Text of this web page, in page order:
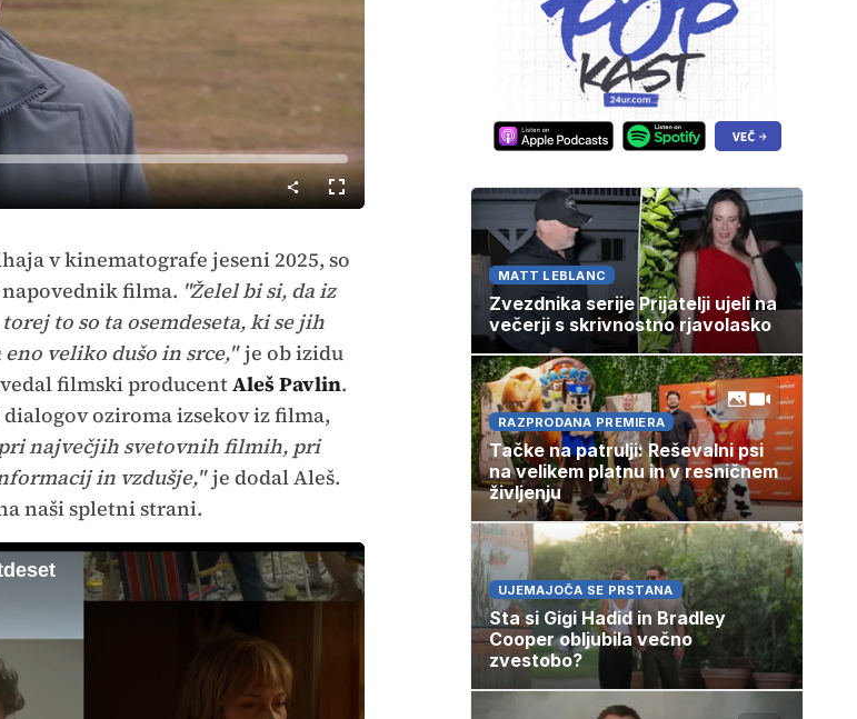
Celozaslonski
način
v kinematografe jeseni 2025, so
filma. "Želel bi si, da iz
to so ta osemdeseta, ki se jih
veliko dušo in srce,"je ob izidu
filmski producentAleš Pavlin.
oziroma izsekov iz filma,
največjih svetovnih filmih, pri
in vzdušje,"je dodal Aleš.
naši spletni strani.
MATT LEBLANC
Zvezdnika serije Prijatelji ujeli na
večerji s skrivnostno rjavolasko
RAZPRODANA PREMIERA
Tačke na patrulji: Reševalni psi
na velikem platnu in v resničnem
življenju
UJEMAJOČA SE PRSTANA
Sta si Gigi Hadid in Bradley
Cooper obljubila večno
zvestobo?